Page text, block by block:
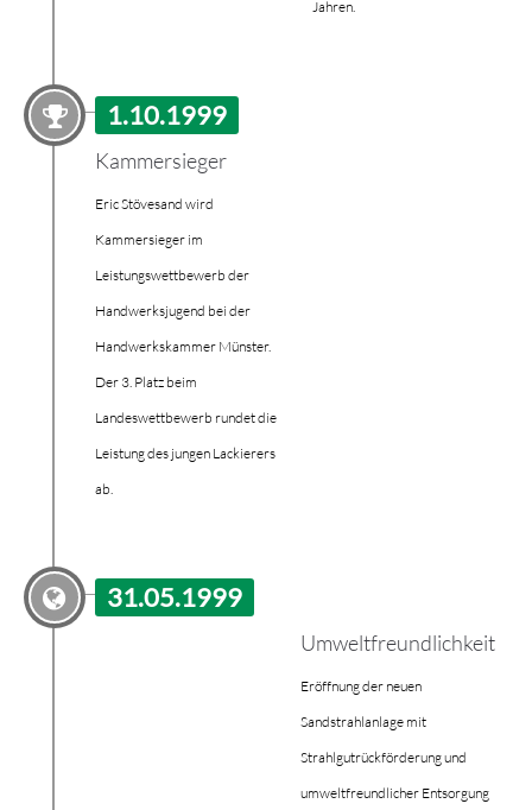
Jahren.
1.10.1999
Kammersieger
Eric Stövesand wird
Kammersieger im
Leistungswettbewerb der
Handwerksjugend bei der
Handwerkskammer Münster.
Der 3. Platz beim
Landeswettbewerb rundet die
Leistung des jungen Lackierers
ab.
31.05.1999
Umweltfreundlichkeit
Eröffnung der neuen
Sandstrahlanlage mit
Strahlgutrückförderung und
umweltfreundlicher Entsorgung